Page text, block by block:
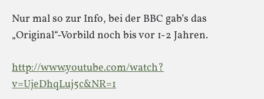
Nur mal so zur Info, bei der BBC gab’s das
„Original“-Vorbild noch bis vor 1-2 Jahren.
http://www.youtube.com/watch?
v=UjeDhqLuj5c&NR=1